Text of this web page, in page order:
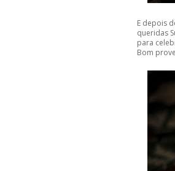
E depois
queridas
para
Bom